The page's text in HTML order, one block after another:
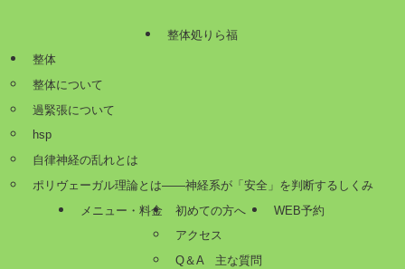
整体処りら福
整体
整体について
過緊張について
hsp
自律神経の乱れとは
ポリヴェーガル理論とは——神経系が「安全」を判断するしくみ
メニュー・料金
初めての方へ
アクセス
Q＆A 主な質問
WEB予約